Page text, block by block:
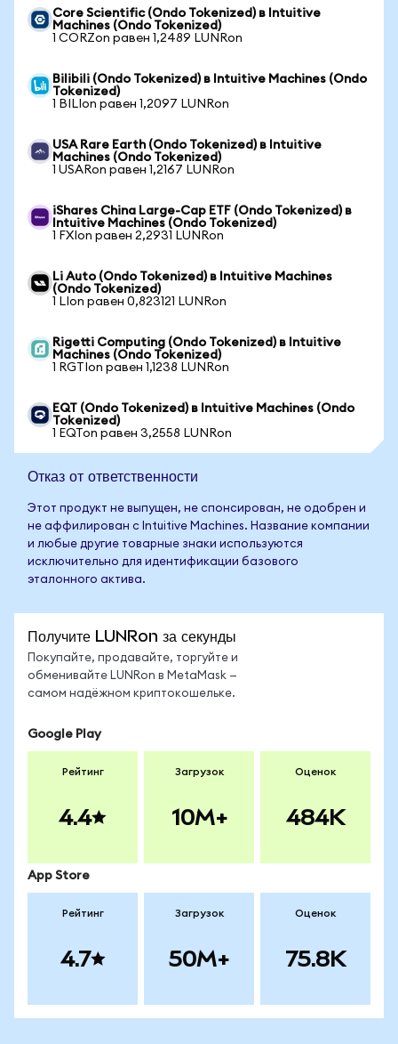
Core Scientific (Ondo Tokenized) в Intuitive
Machines (Ondo Tokenized)
1 CORZon равен 1,2489 LUNRon
Bilibili (Ondo Tokenized) в Intuitive Machines (Ondo
Tokenized)
1 BILIon равен 1,2097 LUNRon
USA Rare Earth (Ondo Tokenized) в Intuitive
Machines (Ondo Tokenized)
1 USARon равен 1,2167 LUNRon
iShares China Large-Cap ETF (Ondo Tokenized) в
Intuitive Machines (Ondo Tokenized)
1 FXIon равен 2,2931 LUNRon
Li Auto (Ondo Tokenized) в Intuitive Machines
(Ondo Tokenized)
1 LIon равен 0,823121 LUNRon
Rigetti Computing (Ondo Tokenized) в Intuitive
Machines (Ondo Tokenized)
1 RGTIon равен 1,1238 LUNRon
EQT (Ondo Tokenized) в Intuitive Machines (Ondo
Tokenized)
1 EQTon равен 3,2558 LUNRon
Отказ от ответственности
Этот продукт не выпущен, не спонсирован, не одобрен и
не аффилирован с Intuitive Machines. Название компании
и любые другие товарные знаки используются
исключительно для идентификации базового
эталонного актива.
Получите LUNRon за секунды
Покупайте, продавайте, торгуйте и
обменивайте LUNRon в MetaMask —
самом надёжном криптокошельке.
Google Play
Рейтинг
4.4
Загрузок
10M+
Оценок
484K
App Store
Рейтинг
4.7
Загрузок
50M+
Оценок
75.8K